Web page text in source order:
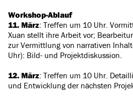
Workshop-Ablauf
11. März: Treffen um 10 Uhr.
Xuan stellt ihre Arbeit vor;
zur Vermittlung von narrativen
Uhr): Bild- und Projektdiskussion.
12. März: Treffen um 10 Uhr.
und Entwicklung der nächsten